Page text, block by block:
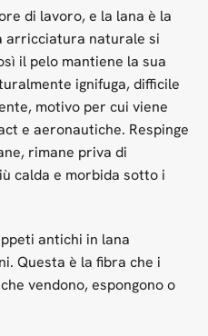
di lavoro, e la lana è la
arricciatura naturale si
il pelo mantiene la sua
ignifuga, difficile
motivo per cui viene
e aeronautiche. Respinge
rimane priva di
calda e morbida sotto i
antichi in lana
Questa è la fibra che i
vendono, espongono o